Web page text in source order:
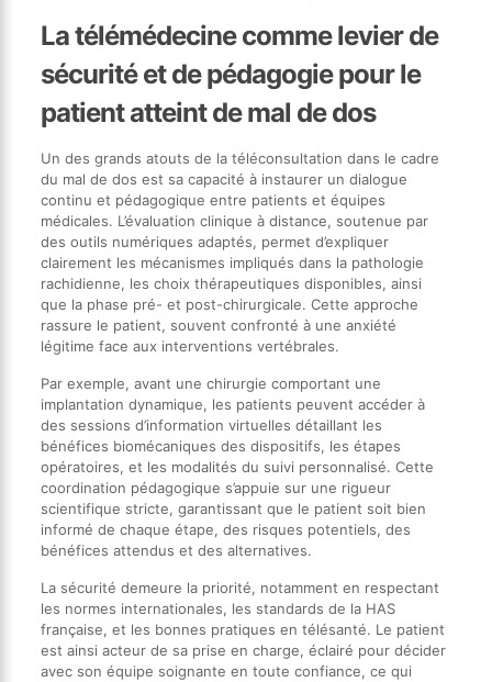
La télémédecine comme levier de
sécurité et de pédagogie pour le
patient atteint de mal de dos
Un des grands atouts de la téléconsultation dans le cadre
du mal de dos est sa capacité à instaurer un dialogue
continu et pédagogique entre patients et équipes
médicales. L’évaluation clinique à distance, soutenue par
des outils numériques adaptés, permet d’expliquer
clairement les mécanismes impliqués dans la pathologie
rachidienne, les choix thérapeutiques disponibles, ainsi
que la phase pré- et post-chirurgicale. Cette approche
rassure le patient, souvent confronté à une anxiété
légitime face aux interventions vertébrales.
Par exemple, avant une chirurgie comportant une
implantation dynamique, les patients peuvent accéder à
des sessions d’information virtuelles détaillant les
bénéfices biomécaniques des dispositifs, les étapes
opératoires, et les modalités du suivi personnalisé. Cette
coordination pédagogique s’appuie sur une rigueur
scientifique stricte, garantissant que le patient soit bien
informé de chaque étape, des risques potentiels, des
bénéfices attendus et des alternatives.
La sécurité demeure la priorité, notamment en respectant
les normes internationales, les standards de la HAS
française, et les bonnes pratiques en télésanté. Le patient
est ainsi acteur de sa prise en charge, éclairé pour décider
avec son équipe soignante en toute confiance, ce qui